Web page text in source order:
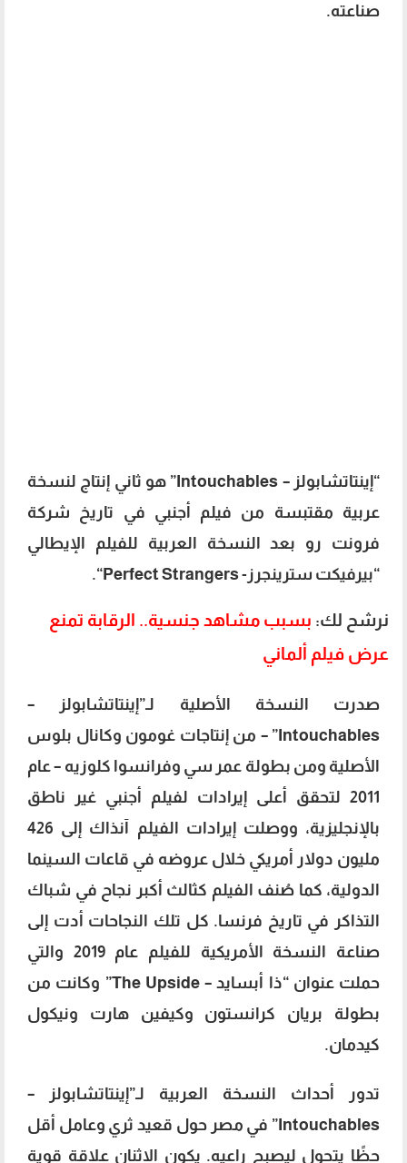
صناعته.
“إينتاتشابولز – Intouchables” هو ثاني إنتاج لنسخة
عربية مقتبسة من فيلم أجنبي في تاريخ شركة
فرونت رو بعد النسخة العربية للفيلم الإيطالي
“بيرفيكت سترينجرز-
“.
نرشح لك: بسبب مشاهد جنسية.. الرقابة تمنع
عرض فيلم ألماني
صدرت النسخة الأصلية لـ”إينتاتشابولز –
Intouchables” – من إنتاجات غومون وكانال بلوس
الأصلية ومن بطولة عمر سي وفرانسوا كلوزيه – عام
2011 لتحقق أعلى إيرادات لفيلم أجنبي غير ناطق
بالإنجليزية، ووصلت إيرادات الفيلم آنذاك إلى 426
مليون دولار أمريكي خلال عروضه في قاعات السينما
الدولية، كما صُنف الفيلم كثالث أكبر نجاح في شباك
التذاكر في تاريخ فرنسا. كل تلك النجاحات أدت إلى
صناعة النسخة الأمريكية للفيلم عام 2019 والتي
حملت عنوان “ذا أبسايد – The Upside” وكانت من
بطولة بريان كرانستون وكيفين هارت ونيكول
كيدمان.
تدور أحداث النسخة العربية لـ”إينتاتشابولز –
Intouchables” في مصر حول قعيد ثري وعامل أقل
حظًا يتحول ليصبح راعيه. يكون الاثنان علاقة قوية